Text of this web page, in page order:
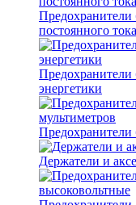
постоянного
Предохранители
энергетики
Предохранители
Держатели и